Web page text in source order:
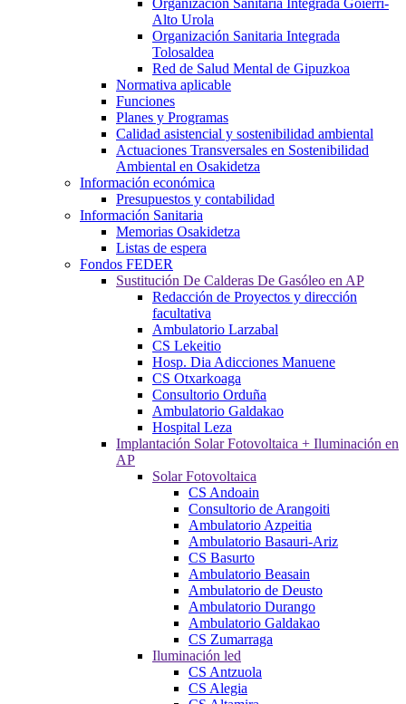
Organización Sanitaria Integrada Goierri-
Alto Urola
Organización Sanitaria Integrada
Tolosaldea
Red de Salud Mental de Gipuzkoa
Normativa aplicable
Funciones
Planes y Programas
Calidad asistencial y sostenibilidad ambiental
Actuaciones Transversales en Sostenibilidad
Ambiental en Osakidetza
Información económica
Presupuestos y contabilidad
Información Sanitaria
Memorias Osakidetza
Listas de espera
Fondos FEDER
Sustitución De Calderas De Gasóleo en AP
Redacción de Proyectos y dirección
facultativa
Ambulatorio Larzabal
CS Lekeitio
Hosp. Dia Adicciones Manuene
CS Otxarkoaga
Consultorio Orduña
Ambulatorio Galdakao
Hospital Leza
Implantación Solar Fotovoltaica + Iluminación en
AP
Solar Fotovoltaica
CS Andoain
Consultorio de Arangoiti
Ambulatorio Azpeitia
Ambulatorio Basauri-Ariz
CS Basurto
Ambulatorio Beasain
Ambulatorio de Deusto
Ambulatorio Durango
Ambulatorio Galdakao
CS Zumarraga
Iluminación led
CS Antzuola
CS Alegia